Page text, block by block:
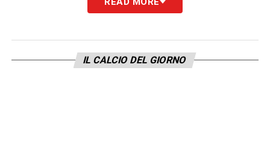
IL CALCIO DEL GIORNO